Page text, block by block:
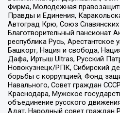
Фирма, Молодежная
Правды и Единения,
Автоград Крю, Союз
Благотворительный пансионат
республика Русь, Арестантское
Башкорт, Нация и свобода,
Дафа, Иртыш Ultras, Русский
Новокузнецк/РПК, Сибирский
борьбы с коррупцией, Фонд
Навального, Совет граждан
Краснодара, Мужское
объединение русского
Адат, Народный совет граждан